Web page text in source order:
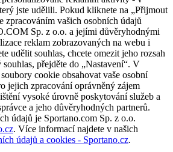
jste udělili. Pokud kliknete na „Přijmout
zpracováním vašich osobních údajů
Sp. z o.o. a jejími důvěryhodnými
reklam zobrazovaných na webu i
udělit souhlas, chcete omezit jeho rozsah
přejděte do „Nastavení“. V
cookie obsahovat vaše osobní
jejich zpracování oprávněný zájem
vysoké úrovně poskytování služeb a
a jeho důvěryhodných partnerů.
údajů je Sportano.com Sp. z o.o.
. Více informací najdete v našich
údajů a cookies - Sportano.cz.